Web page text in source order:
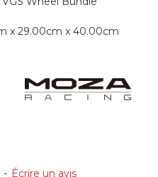
x 29.00cm x 40.00cm
- Écrire un avis